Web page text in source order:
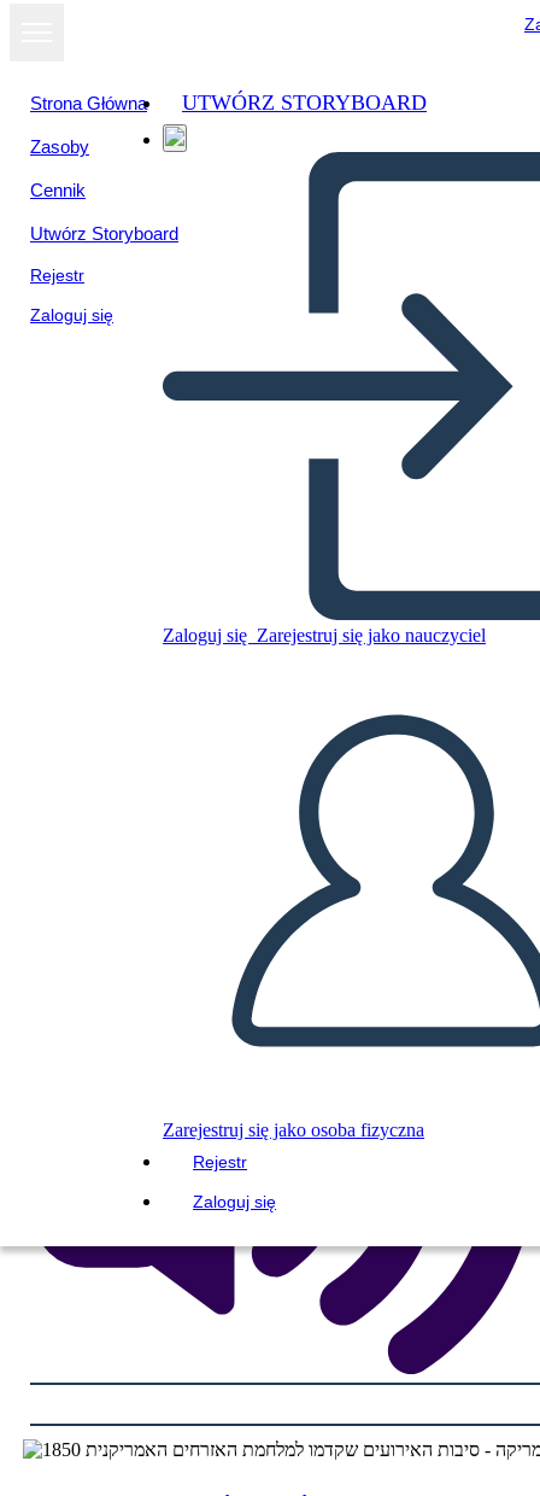
Strona Główna
Zasoby
Cennik
Utwórz Storyboard
Rejestr
Zaloguj się
UTWÓRZ STORYBOARD
Zaloguj się Zarejestruj się jako nauczyciel
Zarejestruj się jako osoba fizyczna
Rejestr
Zaloguj się
שקדמו למלחמת האזרחים
האמריקנית
Skopiuj tę scenorys
STWÓRZ SCENORYS
ODTWARZANIE POKAZU SLAJDÓW
PRZECZYTAJ MI